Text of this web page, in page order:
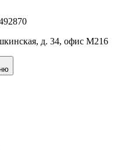
д. 34, офис М216